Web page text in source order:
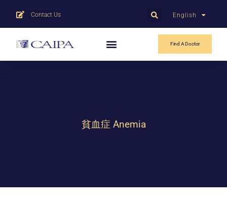
English
中文
Contact Us
Find A Doctor
貧血症 Anemia